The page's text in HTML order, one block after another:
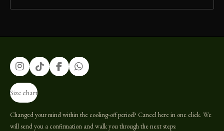
I
n
t
a
g
r
T
i
k
F
a
o
o
W
h
A
p
Size chart
Changed your mind within the cooling-off period? Cancel here in one click. We
will send you a confirmation and walk you through the next steps: